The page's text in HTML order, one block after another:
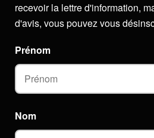
recevoir la lettre d'information,
d'avis, vous pouvez vous
Prénom
Nom